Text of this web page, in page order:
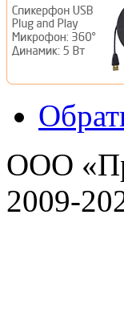
ООО
2009-